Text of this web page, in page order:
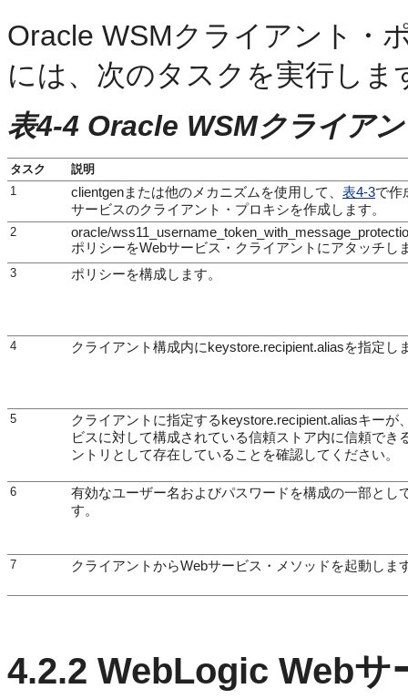
Oracle WSMクライアント・
には、次のタスクを実行しま
表4-4 Oracle WSMクライア
タスク
説明
1
clientgenまたは他のメカニズムを使用して、 表4-3で作
サービスのクライアント・プロキシを作成します。
2
oracle/
ポリシーをWebサービス・クライアントにアタッチし
3 ポリシーを構成します。
4 クライアント構成内にkeystore.recipient.aliasを指定し
5
クライアントに指定するkeystore.recipient.aliasキーが
ビスに対して構成されている信頼ストア内に信頼でき
ントリとして存在していることを確認してください。
6
有効なユーザー名およびパスワードを構成の一部とし
す。
7 クライアントからWebサービス・メソッドを起動しま
4.2.2 WebLogic Webサ